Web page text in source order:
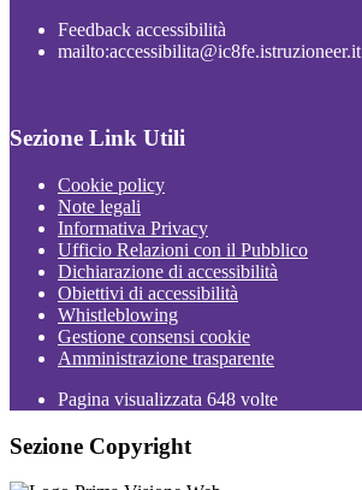
Feedback accessibilità
mailto:accessibilita@ic8fe.istruzioneer.it
Sezione Link Utili
Cookie policy
Note legali
Informativa Privacy
Ufficio Relazioni con il Pubblico
Dichiarazione di accessibilità
Obiettivi di accessibilità
Whistleblowing
Gestione consensi cookie
Amministrazione trasparente
Pagina visualizzata 648 volte
Sezione Copyright